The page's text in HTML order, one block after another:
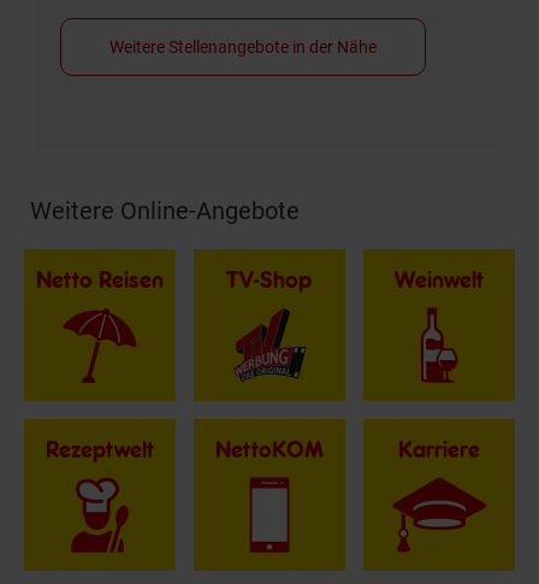
Weitere Stellenangebote in der Nähe
Fußzeile
Weitere Online-Angebote
Netto Reisen TV-Shop Weinwelt
Rezeptwelt NettoKOM Karriere